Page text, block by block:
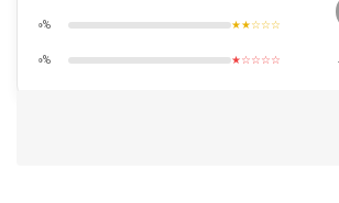
★★☆☆☆
0%
★☆☆☆☆
0%